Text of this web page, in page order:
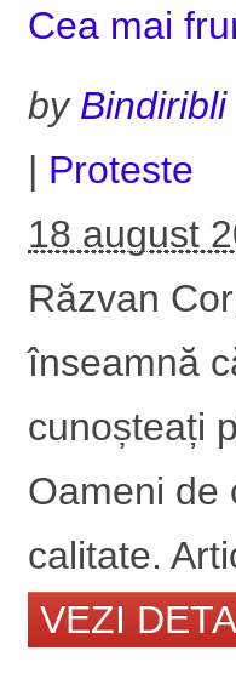
Cea mai
by Bindiribli
| Proteste
18 august
Răzvan
înseamnă
cunoșteați
Oameni de
calitate.
VEZI